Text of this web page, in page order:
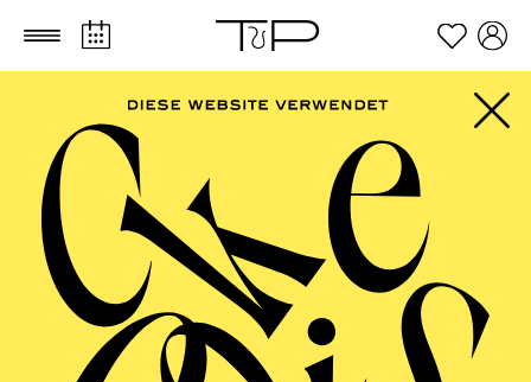
Zum Hauptinhalt springen Zum Footer springen
FILTER
SEPTEMBER 2026
PHILHARMONIE ESSEN
Friday